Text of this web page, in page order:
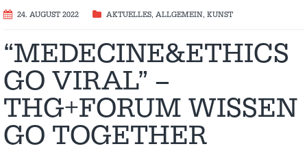
24. AUGUST 2022 AKTUELLES, ALLGEMEIN, KUNST
“MEDECINE&ETHICS
GO VIRAL” –
THG+FORUM WISSEN
GO TOGETHER